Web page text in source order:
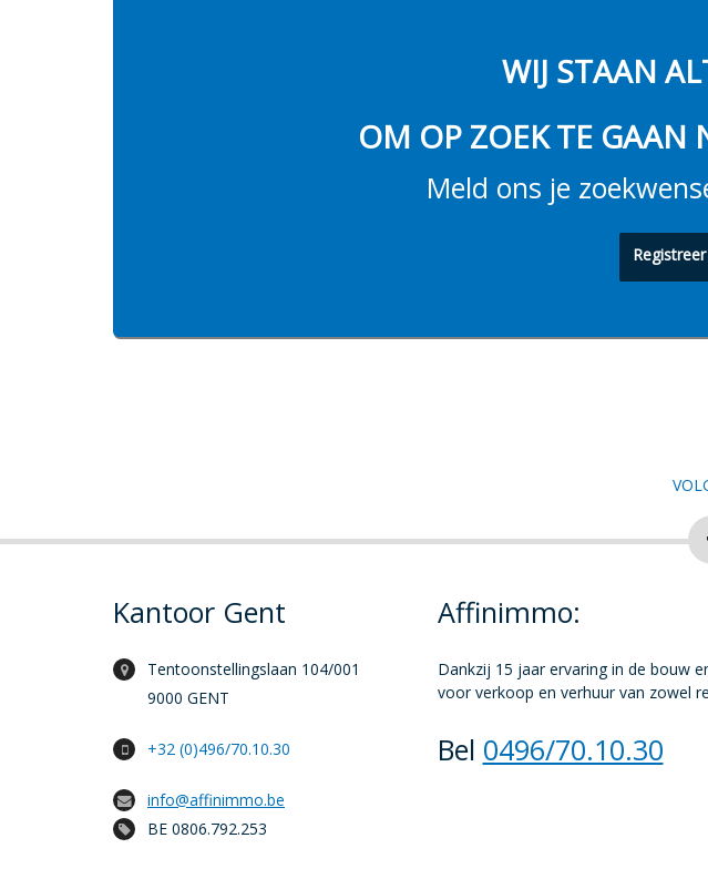
WIJ STAAN
OM OP ZOEK TE GAAN
Meld ons je
Kantoor Gent
Tentoonstellingslaan 104/001
9000 GENT
+32 (0)496/70.10.30
info@affinimmo.be
BE 0806.792.253
Affinimmo:
Dankzij 15 jaar ervaring in de bouw
voor verkoop en verhuur van zowel
Bel 0496/70.10.30